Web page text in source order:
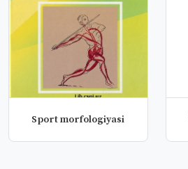
Sport morfologiyasi